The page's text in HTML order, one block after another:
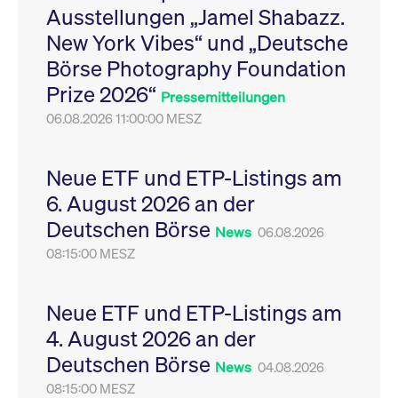
Ausstellungen „Jamel Shabazz.
New York Vibes“ und „Deutsche
Börse Photography Foundation
Prize 2026“ Pressemitteilungen
06.08.2026 11:00:00 MESZ
Neue ETF und ETP-Listings am
6. August 2026 an der
Deutschen Börse News 06.08.2026
08:15:00 MESZ
Neue ETF und ETP-Listings am
4. August 2026 an der
Deutschen Börse News 04.08.2026
08:15:00 MESZ
Leistung der Website
zu messen. Es handelt
sich um ein Muster-
Cookie, bei dem auf
das Präfix _pk_ses
eine kurze Reihe von
VISITOR_PRIVACY_METADATA
YouTube
.youtube.com
6
Monate
Dieses Cookie dient
Speicherung der
Einwilligungs- und
des Nutzers für ihre
Interaktion mit der
Sitzungen geehrt